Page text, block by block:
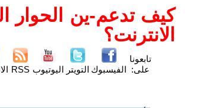
كيف تدعم-ين الحوار
الانترنت؟
تابعونا
على: الفيسبوك التويتر اليوتيوب RSS